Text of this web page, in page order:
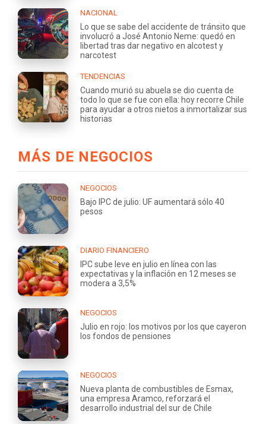
NACIONAL
Lo que se sabe del accidente de tránsito que
involucró a José Antonio Neme: quedó en
libertad tras dar negativo en alcotest y
narcotest
TENDENCIAS
Cuando murió su abuela se dio cuenta de
todo lo que se fue con ella: hoy recorre Chile
para ayudar a otros nietos a inmortalizar sus
historias
MÁS DE NEGOCIOS
NEGOCIOS
Bajo IPC de julio: UF aumentará sólo 40
pesos
DIARIO FINANCIERO
IPC sube leve en julio en línea con las
expectativas y la inflación en 12 meses se
modera a 3,5%
NEGOCIOS
Julio en rojo: los motivos por los que cayeron
los fondos de pensiones
NEGOCIOS
Nueva planta de combustibles de Esmax,
una empresa Aramco, reforzará el
desarrollo industrial del sur de Chile